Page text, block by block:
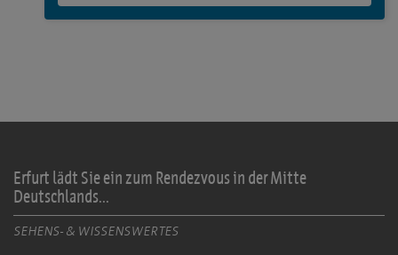
Erfurt lädt Sie ein zum Rendezvous in der Mitte
Deutschlands...
SEHENS- & WISSENSWERTES